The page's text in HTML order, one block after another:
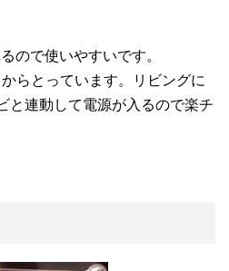
ので使いやすいです。
らとっています。リビングに
と連動して電源が入るので楽チ